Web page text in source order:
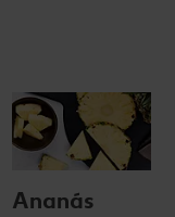
Ananás